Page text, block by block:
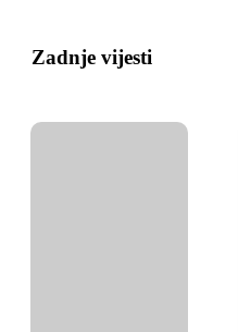
Zadnje vijesti